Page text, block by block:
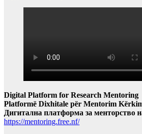
Digital Platform for Research Mentoring
Platformë Dixhitale për Mentorim
Дигитална платформа за менторство
https://mentoring.free.nf/